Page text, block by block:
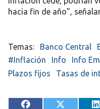
hacia fin de año”,
Banco Central
#Inflación
Info Info
Plazos fijos
Tasas de